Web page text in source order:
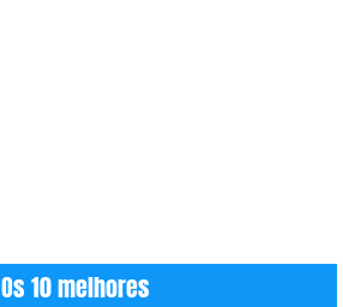
Os 10 melhores